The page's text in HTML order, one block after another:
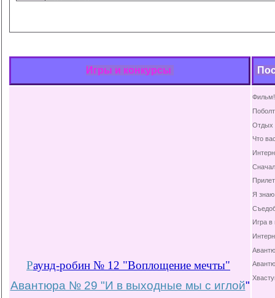
Игры и конкурсы
Раунд-робин № 12 "Воплощение мечты"
Авантюра № 29 "И в выходные мы с иглой"
Отдых
Что
Я
Игра в